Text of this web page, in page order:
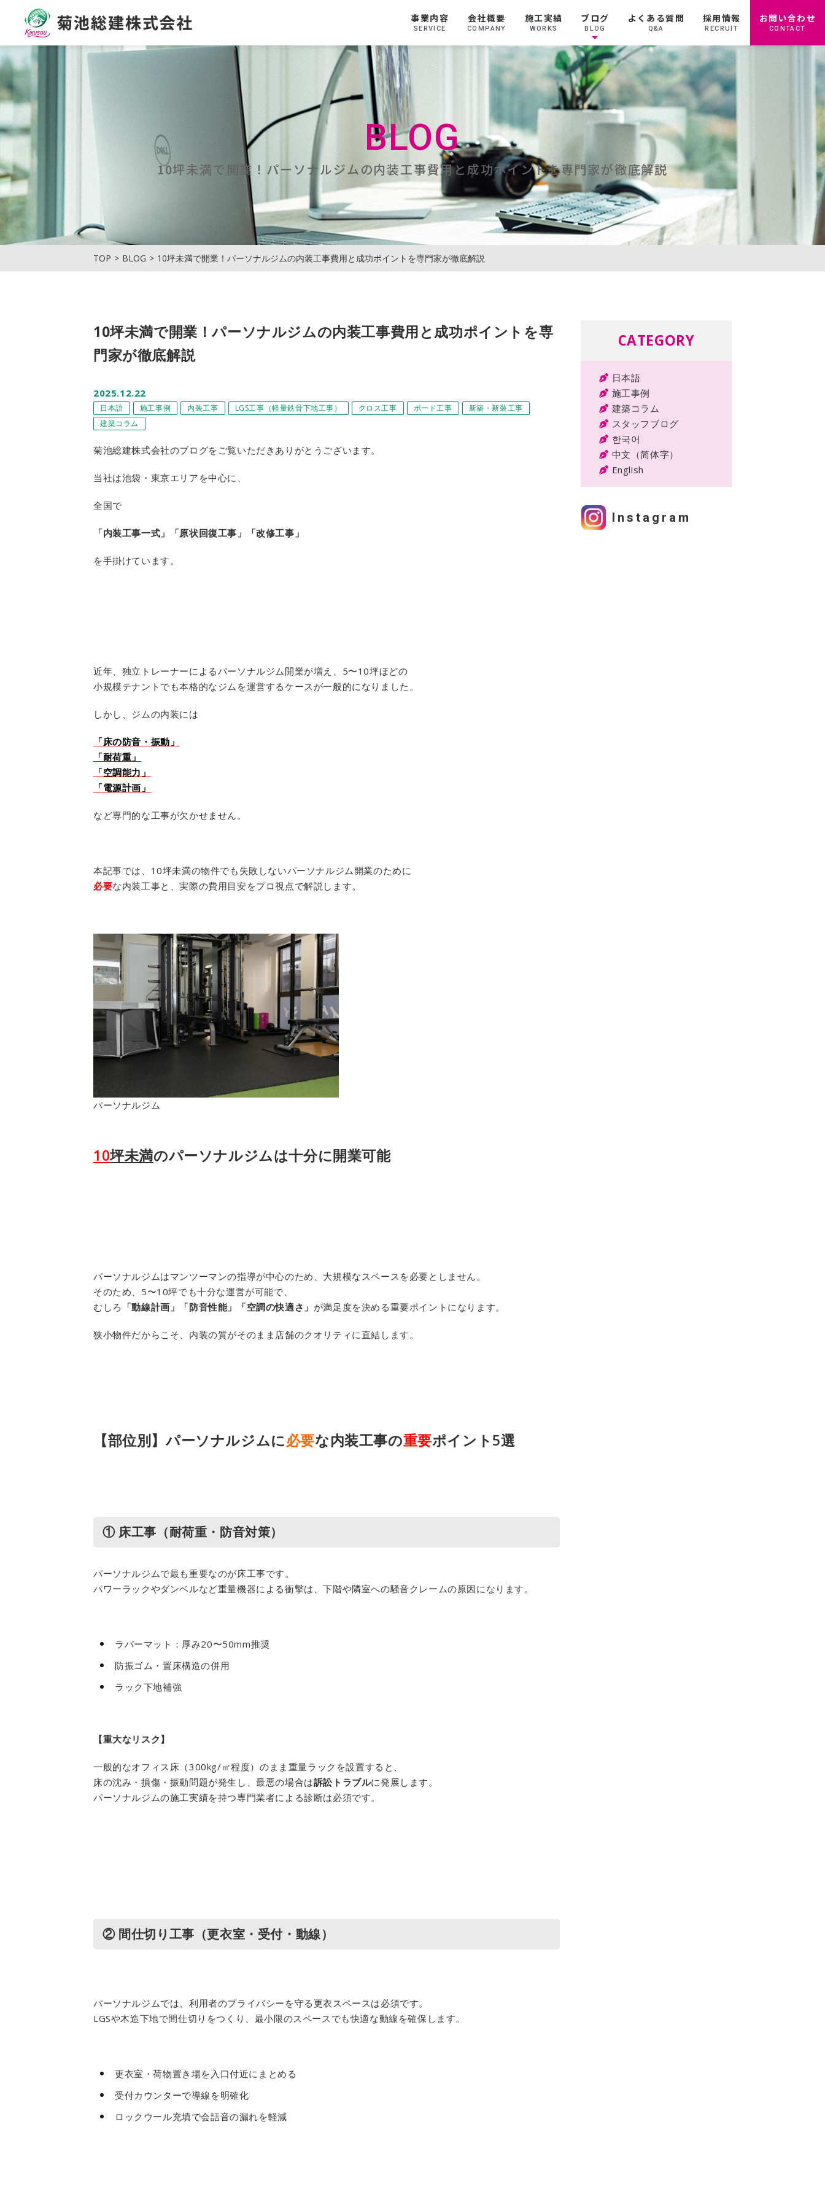
菊池総建株式会社
事業内容
SERVICE
会社概要
COMPANY
施工実績
WORKS
ブログ
BLOG
よくある質問
Q&A
採用情報
RECRUIT
お問い合わせ
CONTACT
BLOG
10坪未満で開業！パーソナルジムの内装工事費用と成功ポイントを専門家が徹底解説
TOP BLOG 10坪未満で開業！パーソナルジムの内装工事費用と成功ポイントを専門家が徹底解説
10坪未満で開業！パーソナルジムの内装工事費用と成功ポイントを専
門家が徹底解説
2025.12.22
日本語 施工事例 内装工事 LGS工事（軽量鉄骨下地工事） クロス工事 ボード工事
新築・新装工事
建築コラム
菊池総建株式会社のブログをご覧いただきありがとうございます。
当社は池袋・東京エリアを中心に、
全国で
「内装工事一式」 「原状回復工事」 「改修工事」
を手掛けています。
近年、独立トレーナーによるパーソナルジム開業が増え、5〜10坪ほどの
小規模テナントでも本格的なジムを運営するケースが一般的になりました。
しかし、ジムの内装には
「床の防音・振動」
「耐荷重」
「空調能力」
「電源計画」
など専門的な工事が欠かせません。
本記事では、10坪未満の物件でも失敗しないパーソナルジム開業のために
必要な内装工事と、実際の費用目安をプロ視点で解説します。
パーソナルジム
10坪未満のパーソナルジムは十分に開業可能
パーソナルジムはマンツーマンの指導が中心のため、大規模なスペースを必要としません。
そのため、5〜10坪でも十分な運営が可能で、
むしろ 「動線計画」「防音性能」「空調の快適さ」 が満足度を決める重要ポイントになります。
狭小物件だからこそ、内装の質がそのまま店舗のクオリティに直結します。
【部位別】パーソナルジムに必要な内装工事の重要ポイント5選
① 床工事（耐荷重・防音対策）
パーソナルジムで最も重要なのが床工事です。
パワーラックやダンベルなど重量機器による衝撃は、下階や隣室への騒音クレームの原因になります。
ラバーマット：厚み20〜50mm推奨
防振ゴム・置床構造の併用
ラック下地補強
【重大なリスク】
一般的なオフィス床（300kg/㎡程度）のまま重量ラックを設置すると、
床の沈み・損傷・振動問題が発生し、最悪の場合は訴訟トラブルに発展します。
パーソナルジムの施工実績を持つ専門業者による診断は必須です。
② 間仕切り工事（更衣室・受付・動線）
パーソナルジムでは、利用者のプライバシーを守る更衣スペースは必須です。
LGSや木造下地で間仕切りをつくり、最小限のスペースでも快適な動線を確保します。
更衣室・荷物置き場を入口付近にまとめる
受付カウンターで導線を明確化
ロックウール充填で会話音の漏れを軽減
CATEGORY
日本語
施工事例
建築コラム
スタッフブログ
한국어
中文（简体字）
English
Instagram